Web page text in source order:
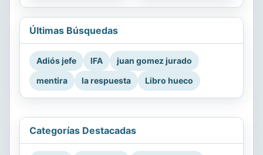
Últimas Búsquedas
Adiós jefe IFA
juan gomez jurado
mentira
la respuesta Libro hueco
Categorías Destacadas